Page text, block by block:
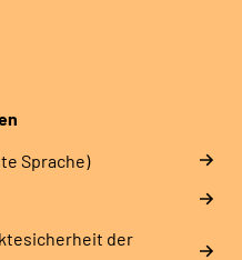
Sprache)
der